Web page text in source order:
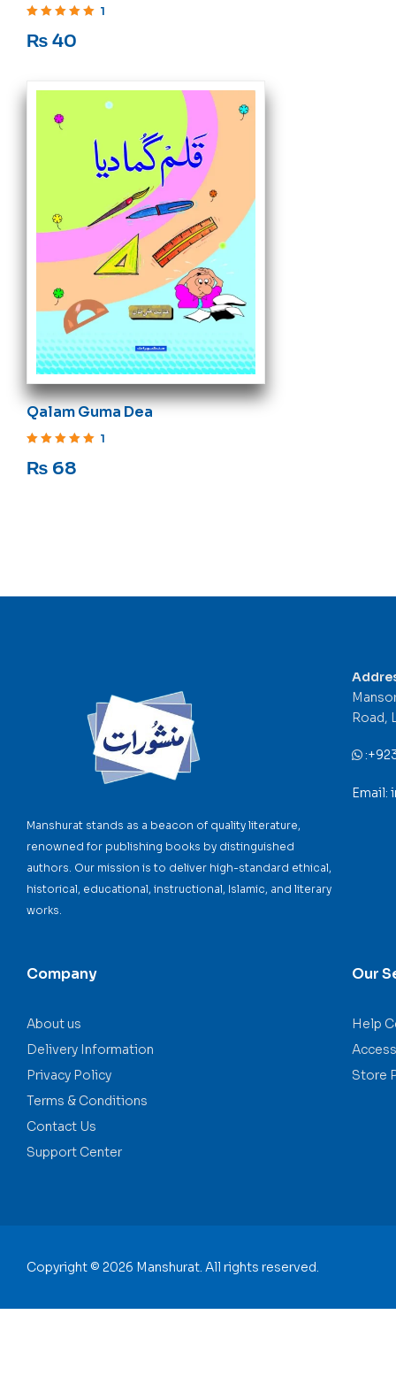
1
₨ 40
Qalam Guma Dea
1
₨ 68
Manshurat stands as a beacon of quality literature,
renowned for publishing books by distinguished
authors. Our mission is to deliver high-standard ethical,
historical, educational, instructional, Islamic, and literary
works.
Company
About us
Delivery Information
Privacy Policy
Terms & Conditions
Contact Us
Support Center
Our
Help
Store
Road,
:
Email:
Copyright © 2026 Manshurat. All rights reserved.